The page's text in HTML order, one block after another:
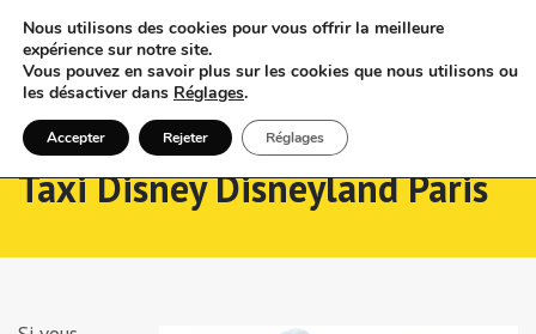
Taxi Disney Disneyland Paris
Nous utilisons des cookies pour vous offrir la meilleure
expérience sur notre site.
Vous pouvez en savoir plus sur les cookies que nous utilisons ou
les désactiver dans Réglages.
Accepter Rejeter Réglages